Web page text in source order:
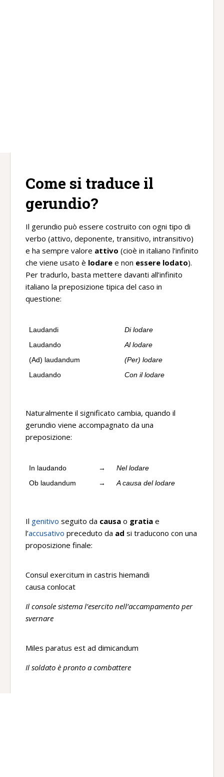
Come si traduce il
gerundio?
Il gerundio può essere costruito con ogni tipo di
verbo (attivo, deponente, transitivo, intransitivo)
e ha sempre valore attivo (cioè in italiano l’infinito
che viene usato è lodare e non essere lodato).
Per tradurlo, basta mettere davanti all’infinito
italiano la preposizione tipica del caso in
questione:
Laudandi
Di lodare
Laudando
Al lodare
(Ad) laudandum
(Per) lodare
Laudando
Con il lodare
Naturalmente il significato cambia, quando il
gerundio viene accompagnato da una
preposizione:
In laudando →
Nel lodare
Ob laudandum
→ A causa del lodare
Il genitivo seguito da causa o gratia e
l’accusativo preceduto da ad si traducono con una
proposizione finale:
Consul exercitum in castris hiemandi
causa conlocat
Il console sistema l’esercito nell’accampamento per
svernare
Miles paratus est ad dimicandum
Il soldato è pronto a combattere